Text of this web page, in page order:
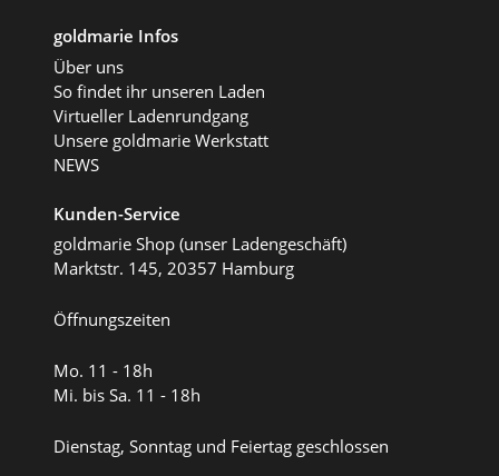
goldmarie Infos
Über uns
So findet ihr unseren Laden
Virtueller Ladenrundgang
Unsere goldmarie Werkstatt
NEWS
Kunden-Service
goldmarie Shop (unser Ladengeschäft)
Marktstr. 145, 20357 Hamburg
Öffnungszeiten
Mo. 11 - 18h
Mi. bis Sa. 11 - 18h
Dienstag, Sonntag und Feiertag geschlossen